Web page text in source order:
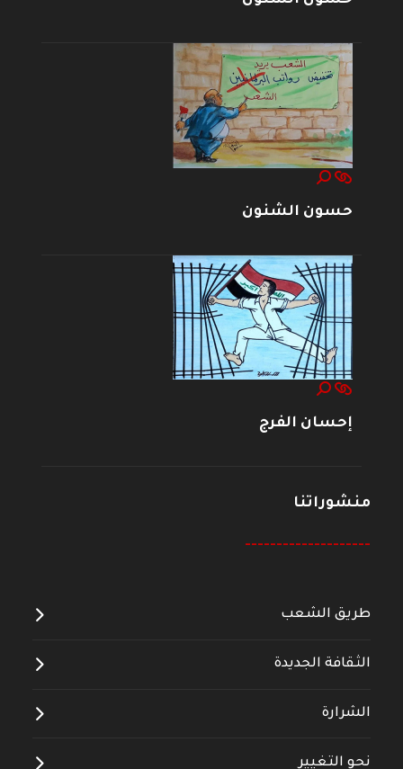
حسون الشنون
إحسان الفرج
منشوراتنا
--------------------
طريق الشعب
الثقافة الجديدة
الشرارة
نحو التغيير